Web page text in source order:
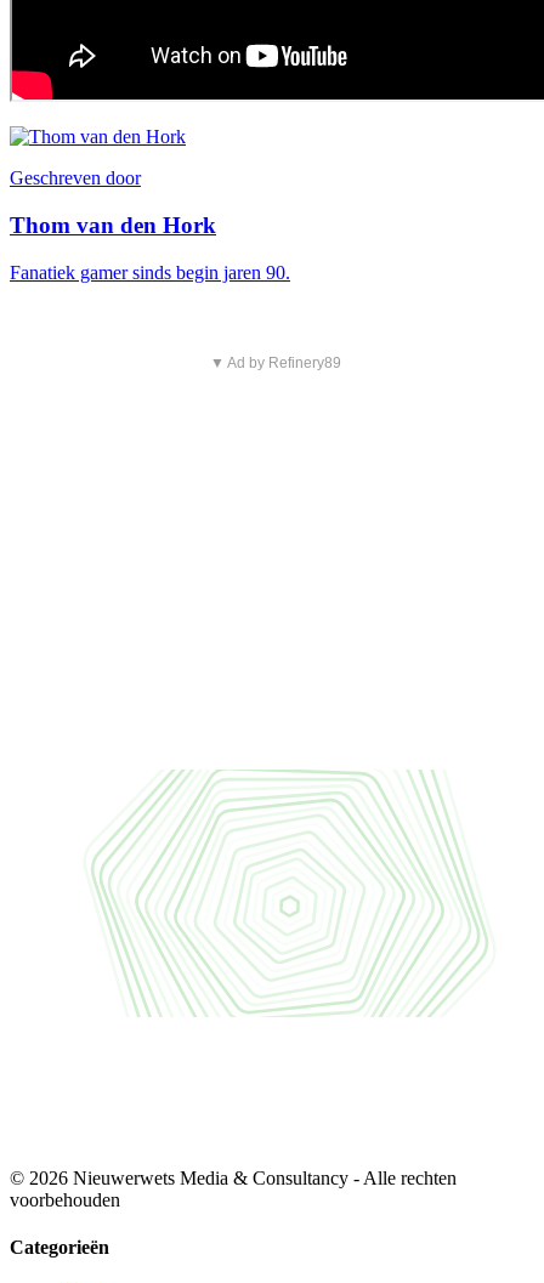
Geschreven door
Thom van den Hork
Fanatiek gamer sinds begin jaren 90.
▼ Ad by Refinery89
© 2026 Nieuwerwets Media & Consultancy - Alle rechten
voorbehouden
Categorieën